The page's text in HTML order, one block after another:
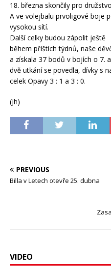
18. března skončily pro
A ve volejbalu prvoligové boje
vysokou sítí.
Další celky budou zápolit ještě
během příštích týdnů, naše
a získala 37 bodů v bojích o 7.
dvě utkání se povedla, dívky s
celek Opavy 3 : 1 a 3 : 0.
(jh)
PREVIOUS
Billa v Letech otevře 25. dubna
VIDEO